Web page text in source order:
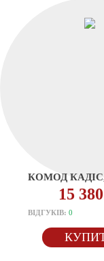
КОМОД КАДІС,
15 380
ВІДГУКІВ: 0